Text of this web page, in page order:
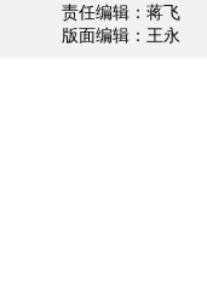
责任编辑：蒋飞
版面编辑：王永